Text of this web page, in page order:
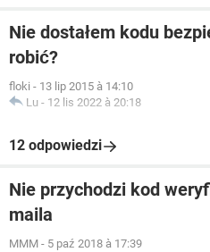
Nie dostałem kodu
robić?
floki - 13 lip 2015 à 14:10
Lu - 12 lis 2022 à 20:18
12 odpowiedzi
Nie przychodzi kod
maila
MMM - 5 paź 2018 à 17:39